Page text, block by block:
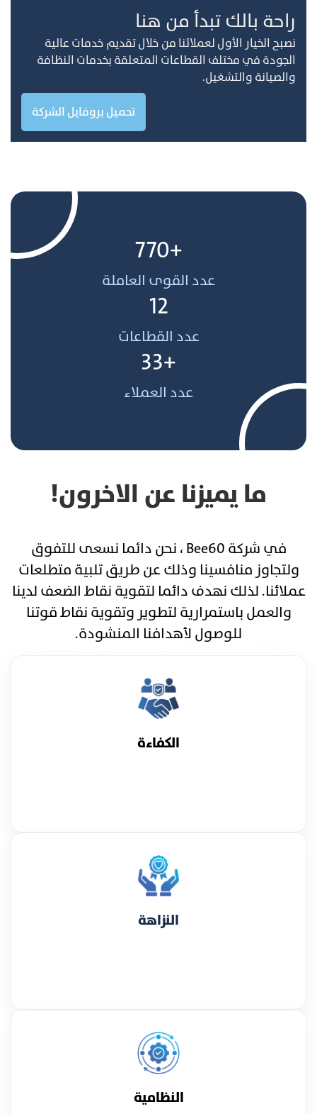
راحة بالك تبدأ من هنا
نصبح الخيار الأول لعملائنا من خلال تقديم خدمات عالية
الجودة في مختلف القطاعات المتعلقة بخدمات النظافة
والصيانة والتشغيل.
تحميل بروفايل الشركة
+770
عدد القوى العاملة
12
عدد القطاعات
+33
عدد العملاء
ما يميزنا عن الاخرون!
في شركة Bee60 ، نحن دائما نسعى للتفوق
ولتجاوز منافسينا وذلك عن طريق تلبية متطلعات
عملائنا. لذلك نهدف دائما لتقوية نقاط الضعف لدينا
والعمل باستمرارية لتطوير وتقوية نقاط قوتنا
للوصول لأهدافنا المنشودة.
الكفاءة
النزاهة
النظامية